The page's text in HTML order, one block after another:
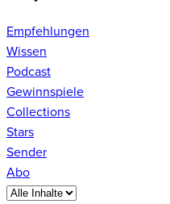
Empfehlungen
Wissen
Podcast
Gewinnspiele
Collections
Stars
Sender
Abo